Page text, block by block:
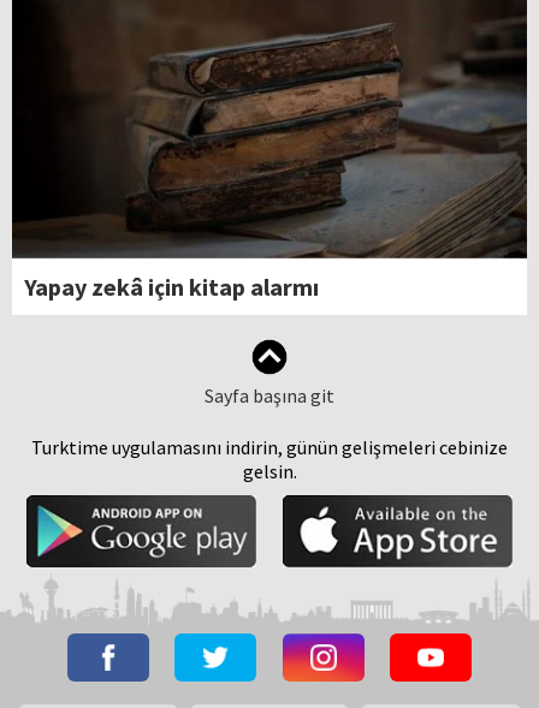
Yapay zekâ için kitap alarmı
Sayfa başına git
Turktime uygulamasını indirin, günün gelişmeleri cebinize
gelsin.